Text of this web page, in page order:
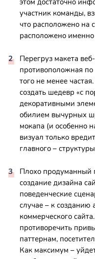
участник команды,
что расположено на
расположено именно
Перегруз макета
противоположная
того не менее
создать шедевр «с
декоративными
обилием вычурных
мокапа (и особенно
визуал только
главного –
Плохо продуманный
создание дизайна
поведенческие
случае – к созданию
коммерческого
противоречить
паттернам,
Как максимум –